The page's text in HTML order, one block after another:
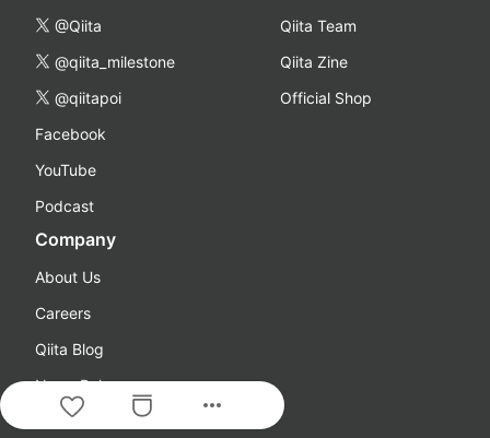
more_horiz
@Qiita
@qiita_milestone
@qiitapoi
Facebook
YouTube
Podcast
Qiita Team
Qiita Zine
Official Shop
Company
About Us
Careers
Qiita Blog
News Release